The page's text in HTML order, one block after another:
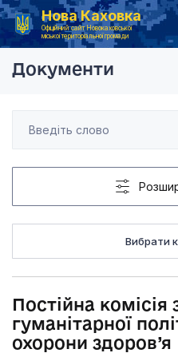
Нова Каховка
Офіційний сайт Новокаховської
міської територіальної громади
Головна
Документи
Вибрати
Постійна комісія
гуманітарної
охорони здоров’я